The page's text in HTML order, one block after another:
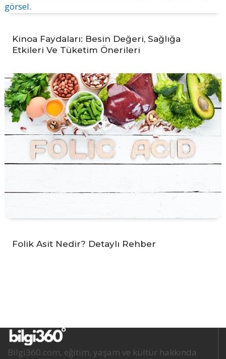
Kinoa Faydaları: Besin Değeri, Sağlığa
Etkileri Ve Tüketim Önerileri
Folik Asit Nedir? Detaylı Rehber
Bilgi360.com, eğitim, yaşam ve kültür hakkında